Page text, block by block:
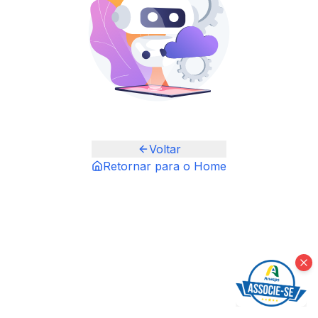
Voltar
Retornar para o Home